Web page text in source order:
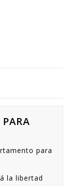
para
la libertad